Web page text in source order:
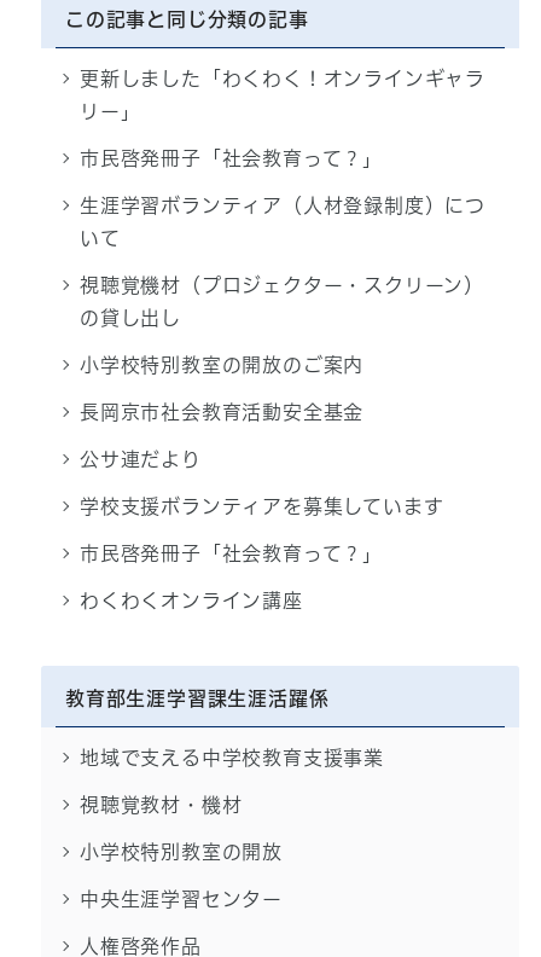
この記事と同じ分類の記事
更新しました「わくわく！オンラインギャラ
リー」
市民啓発冊子「社会教育って？」
生涯学習ボランティア（人材登録制度）につ
いて
視聴覚機材（プロジェクター・スクリーン）
の貸し出し
小学校特別教室の開放のご案内
長岡京市社会教育活動安全基金
公サ連だより
学校支援ボランティアを募集しています
市民啓発冊子「社会教育って？」
わくわくオンライン講座
教育部生涯学習課生涯活躍係
地域で支える中学校教育支援事業
視聴覚教材・機材
小学校特別教室の開放
中央生涯学習センター
人権啓発作品